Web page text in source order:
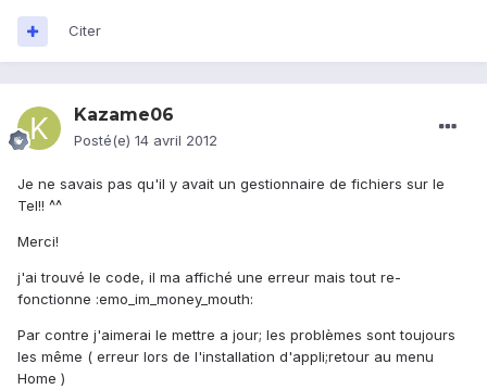
Citer
Kazame06
Posté(e) 14 avril 2012
Je ne savais pas qu'il y avait un gestionnaire de fichiers sur le
Tel!! ^^
Merci!
j'ai trouvé le code, il ma affiché une erreur mais tout re-
fonctionne :emo_im_money_mouth:
Par contre j'aimerai le mettre a jour; les problèmes sont toujours
les même ( erreur lors de l'installation d'appli;retour au menu
Home )